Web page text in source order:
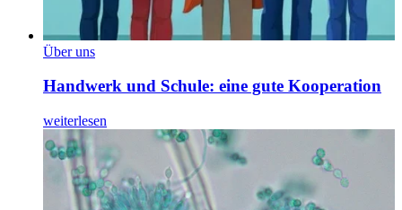
Über uns
Handwerk und Schule: eine gute Kooperation
weiterlesen